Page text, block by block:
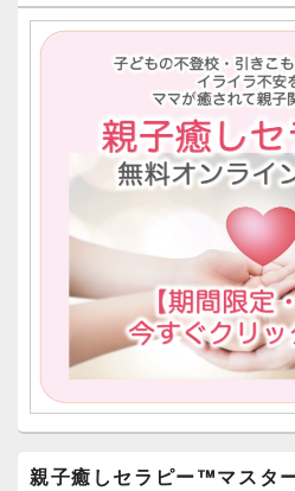
バ
ー
親子癒しセラピー™︎マスタ